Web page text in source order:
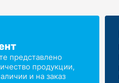
представлено
продукции,
и на заказ